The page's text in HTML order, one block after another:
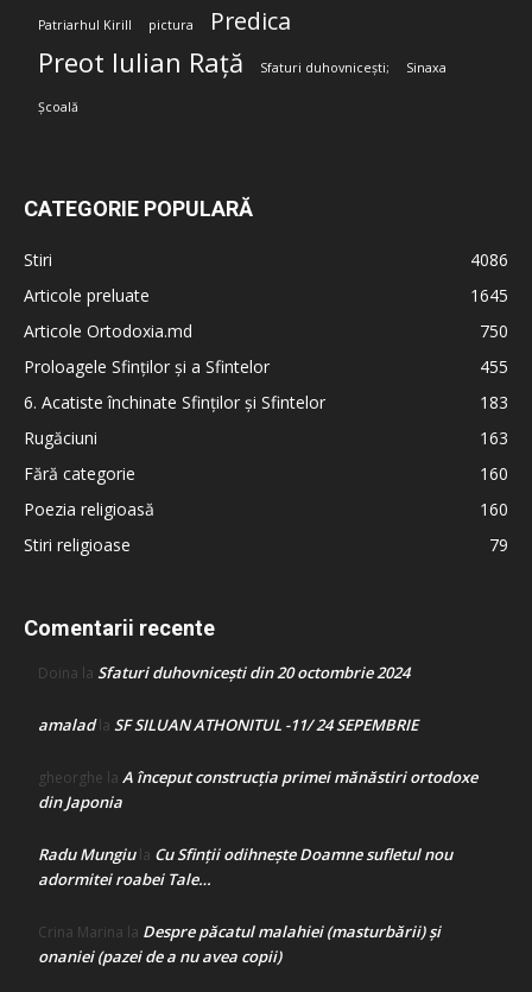
Patriarhul Kirill pictura Predica
Preot Iulian Rață Sfaturi duhovnicești; Sinaxa
Școală
CATEGORIE POPULARĂ
Stiri
4086
Articole preluate
1645
Articole Ortodoxia.md
750
Proloagele Sfinților și a Sfintelor
455
6. Acatiste închinate Sfinților și Sfintelor
183
Rugăciuni
163
Fără categorie
160
Poezia religioasă
160
Stiri religioase
79
Comentarii recente
Doina la Sfaturi duhovnicești din 20 octombrie 2024
amaladla SF SILUAN ATHONITUL -11/ 24 SEPEMBRIE
gheorghe la A început construcţia primei mănăstiri ortodoxe
din Japonia
Radu Mungiula Cu Sfinții odihnește Doamne sufletul nou
adormitei roabei Tale…
Crina Marina la Despre păcatul malahiei (masturbării) şi
onaniei (pazei de a nu avea copii)